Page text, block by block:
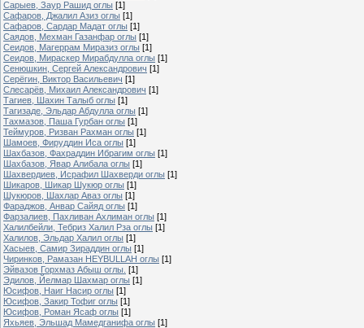
Сарыев, Заур Рашид оглы [1]
Сафаров, Джалил Азиз оглы [1]
Сафаров, Сардар Мадат оглы [1]
Саядов, Мехман Газанфар оглы [1]
Сеидов, Магеррам Миразиз оглы [1]
Сеидов, Мираскер Мирабдулла оглы [1]
Сенюшкин, Сергей Александрович [1]
Серёгин, Виктор Васильевич [1]
Слесарёв, Михаил Александрович [1]
Тагиев, Шахин Талыб оглы [1]
Тагизаде, Эльдар Абдулла оглы [1]
Тахмазов, Паша Гурбан оглы [1]
Теймуров, Ризван Рахман оглы [1]
Шамоев, Фируддин Иса оглы [1]
Шахбазов, Фахраддин Ибрагим оглы [1]
Шахбазов, Явар Алибала оглы [1]
Шахвердиев, Исрафил Шахверди оглы [1]
Шикаров, Шикар Шукюр оглы [1]
Шукюров, Шахлар Аваз оглы [1]
Фараджов, Анвар Cайяд оглы [1]
Фарзалиев, Пахливан Ахлиман оглы [1]
Халилбейли, Тебриз Халил Рза оглы [1]
Халилов, Эльдар Халил оглы [1]
Хасыев, Самир Зираддин оглы [1]
Чиринков, Рамазан HEYBULLAH оглы [1]
Эйвазов Горхмаз Абыш оглы. [1]
Эдилов, Йелмар Шахмар оглы [1]
Юсифов, Наиг Насир оглы [1]
Юсифов, Закир Тофиг оглы [1]
Юсифов, Роман Ясаф оглы [1]
Яхьяев, Эльшад Мамедганифа оглы [1]